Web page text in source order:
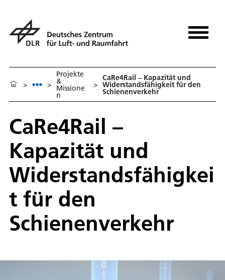
> >
Projekte
&
Missione
n
>
CaRe4Rail – Kapazität und
Widerstandsfähigkeit für den
Schienenverkehr
CaRe4Rail –
Kapazität und
Widerstandsfähigkei
t für den
Schienenverkehr